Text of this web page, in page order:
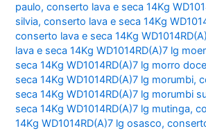
paulo,conserto lava e seca 14Kg
silvia,conserto lava e seca 14Kg
conserto lava e seca 14Kg
lava e seca 14Kg WD1014RD(A)7 lg
seca 14Kg WD1014RD(A)7 lg morro doce
seca 14Kg WD1014RD(A)7 lg morumbi,
seca 14Kg WD1014RD(A)7 lg morumbi
seca 14Kg WD1014RD(A)7 lg mutinga,
14Kg WD1014RD(A)7 lg osasco,